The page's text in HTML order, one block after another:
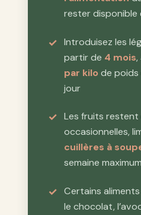
rester disponible
Introduisez les
partir de 4 mois,
par kilo de
jour
Les fruits restent
occasionnelles,
cuillères à
semaine maximum
Certains
le chocolat,